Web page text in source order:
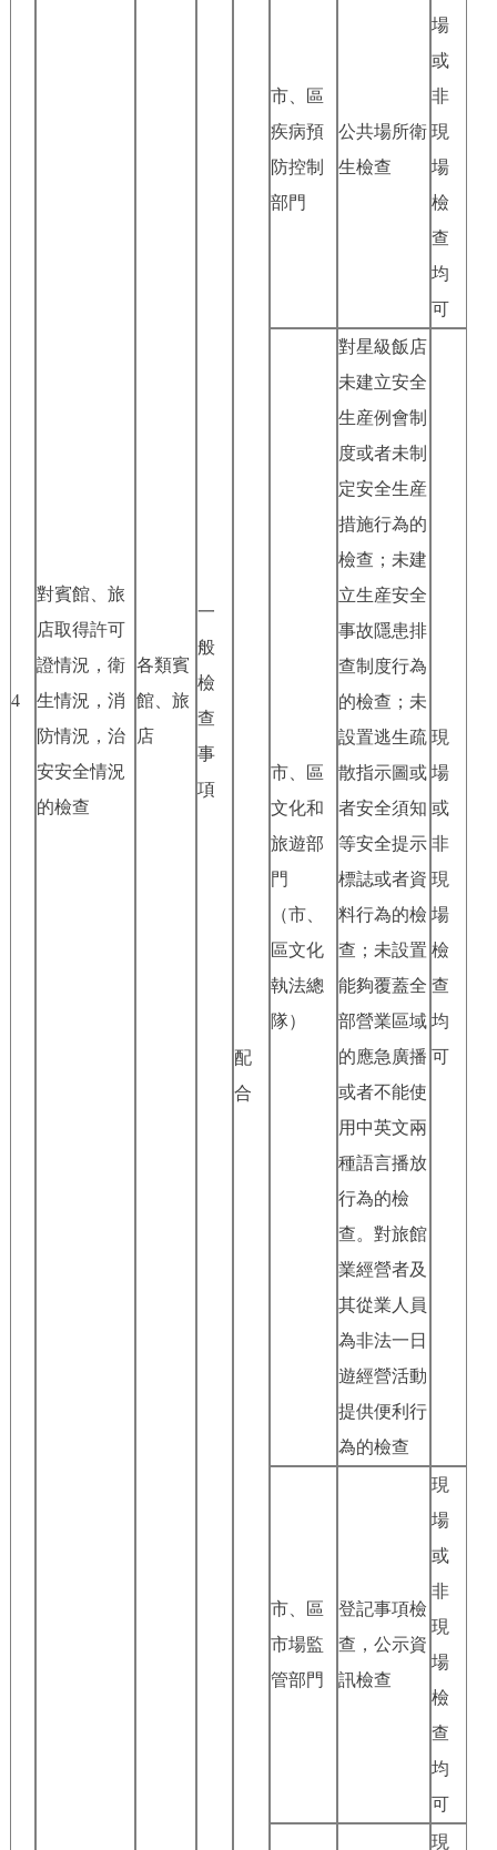
4
對賓館、旅
店取得許可
證情況，衛
生情況，消
防情況，治
安安全情況
的檢查
各類賓
館、旅
店
一
般
檢
查
事
項
配
合
市、區
疾病預
防控制
部門
公共場所衛
生檢查
場
或
非
現
場
檢
查
均
可
市、區
文化和
旅遊部
門
（市、
區文化
執法總
隊）
對星級飯店
未建立安全
生産例會制
度或者未制
定安全生産
措施行為的
檢查；未建
立生産安全
事故隱患排
查制度行為
的檢查；未
設置逃生疏
散指示圖或
者安全須知
等安全提示
標誌或者資
料行為的檢
查；未設置
能夠覆蓋全
部營業區域
的應急廣播
或者不能使
用中英文兩
種語言播放
行為的檢
查。對旅館
業經營者及
其從業人員
為非法一日
遊經營活動
提供便利行
為的檢查
現
場
或
非
現
場
檢
查
均
可
市、區
市場監
管部門
登記事項檢
查，公示資
訊檢查
現
場
或
非
現
場
檢
查
均
可
現